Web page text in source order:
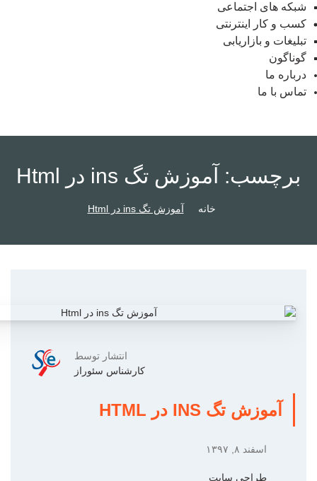
شبکه های اجتماعی
کسب و کار اینترنتی
تبلیغات و بازاریابی
گوناگون
درباره ما
تماس با ما
برچسب: آموزش تگ ins در Html
خانه آموزش تگ ins در Html
انتشار توسط
کارشناس سئوراز
آموزش تگ INS در HTML
اسفند ۸, ۱۳۹۷
طراحی سایت